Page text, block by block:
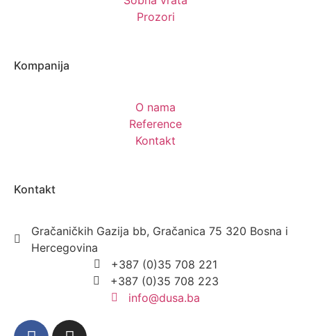
Prozori
Kompanija
O nama
Reference
Kontakt
Kontakt
Gračaničkih Gazija bb, Gračanica 75 320 Bosna i
Hercegovina
+387 (0)35 708 221
+387 (0)35 708 223
info@dusa.ba